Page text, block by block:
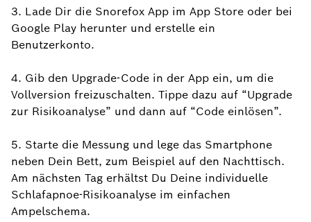
3. Lade Dir die Snorefox App im App Store oder bei
Google Play herunter und erstelle ein
Benutzerkonto.
4. Gib den Upgrade-Code in der App ein, um die
Vollversion freizuschalten. Tippe dazu auf “Upgrade
zur Risikoanalyse” und dann auf “Code einlösen”.
5. Starte die Messung und lege das Smartphone
neben Dein Bett, zum Beispiel auf den Nachttisch.
Am nächsten Tag erhältst Du Deine individuelle
Schlafapnoe-Risikoanalyse im einfachen
Ampelschema.